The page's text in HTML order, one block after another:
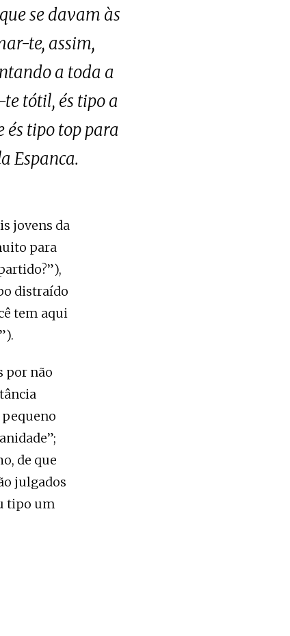
se davam às
te, assim,
a toda a
te tótil, és tipo a
és tipo top para
Espanca.
jovens da
para
distraído
tem aqui
por não
pequeno
de que
julgados
tipo um